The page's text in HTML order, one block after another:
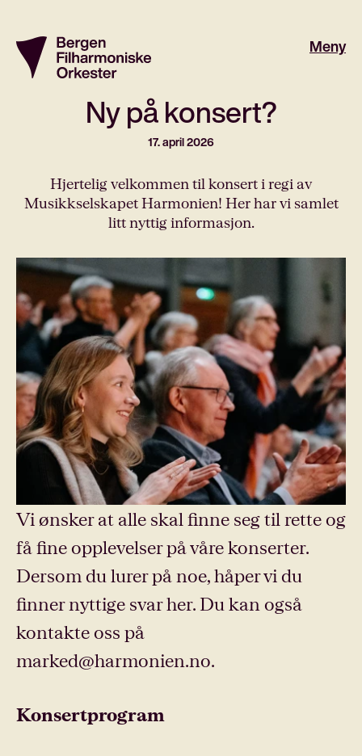
Meny
Ny på konsert?
17. april 2026
Hjertelig velkommen til konsert i regi av
Musikkselskapet Harmonien! Her har vi samlet
litt nyttig informasjon.
Vi ønsker at alle skal finne seg til rette og
få fine opplevelser på våre konserter.
Dersom du lurer på noe, håper vi du
finner nyttige svar her. Du kan også
kontakte oss på
marked@harmonien.no.
Konsertprogram